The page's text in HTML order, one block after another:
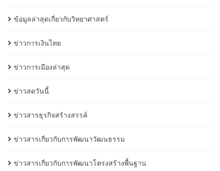
ข้อมูลล่าสุดเกี่ยวกับวิทยาศาสตร์
ข่าวการเงินไทย
ข่าวการเมืองล่าสุด
ข่าวสดวันนี้
ข่าวสารธุรกิจสร้างสรรค์
ข่าวสารเกี่ยวกับการพัฒนาวัฒนธรรม
ข่าวสารเกี่ยวกับการพัฒนาโครงสร้างพื้นฐาน